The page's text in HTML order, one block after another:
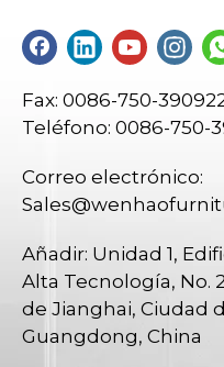
Fax: 0086-750-
Teléfono: 0086-750-
Correo electrónico:
Añadir: Unidad 1,
Alta Tecnología, No.
de Jianghai, Ciudad
Guangdong, China